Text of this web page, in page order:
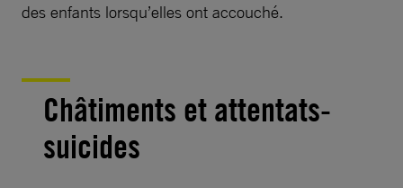
des enfants lorsqu’elles ont accouché.
Châtiments et attentats-
suicides